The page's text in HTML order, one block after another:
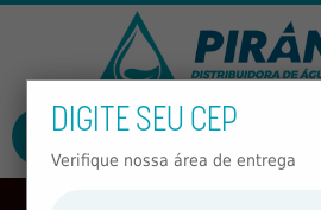
ÁGUAS
ÁGUAS
DIGITE SEU CEP
Verifique nossa área de entrega